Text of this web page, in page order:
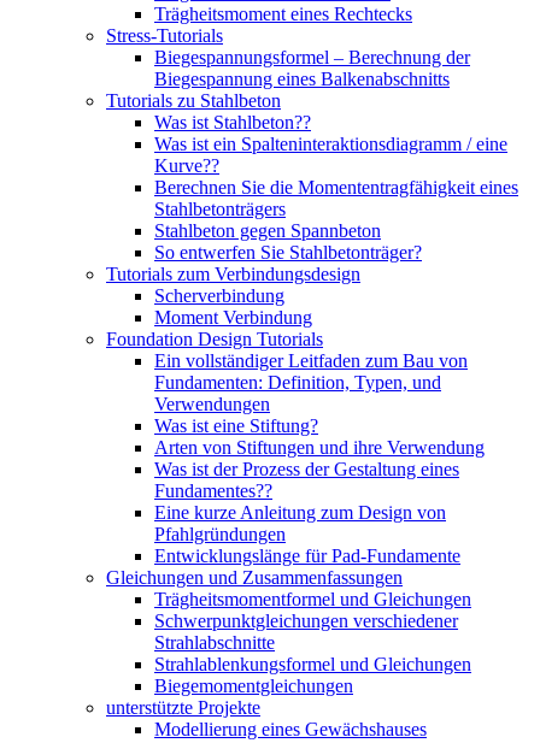
Trägheitsmoment eines Rechtecks
Stress-Tutorials
Biegespannungsformel – Berechnung der
Biegespannung eines Balkenabschnitts
Tutorials zu Stahlbeton
Was ist Stahlbeton??
Was ist ein Spalteninteraktionsdiagramm / eine
Kurve??
Berechnen Sie die Momententragfähigkeit eines
Stahlbetonträgers
Stahlbeton gegen Spannbeton
So entwerfen Sie Stahlbetonträger?
Tutorials zum Verbindungsdesign
Scherverbindung
Moment Verbindung
Foundation Design Tutorials
Ein vollständiger Leitfaden zum Bau von
Fundamenten: Definition, Typen, und
Verwendungen
Was ist eine Stiftung?
Arten von Stiftungen und ihre Verwendung
Was ist der Prozess der Gestaltung eines
Fundamentes??
Eine kurze Anleitung zum Design von
Pfahlgründungen
Entwicklungslänge für Pad-Fundamente
Gleichungen und Zusammenfassungen
Trägheitsmomentformel und Gleichungen
Schwerpunktgleichungen verschiedener
Strahlabschnitte
Strahlablenkungsformel und Gleichungen
Biegemomentgleichungen
unterstützte Projekte
Modellierung eines Gewächshauses